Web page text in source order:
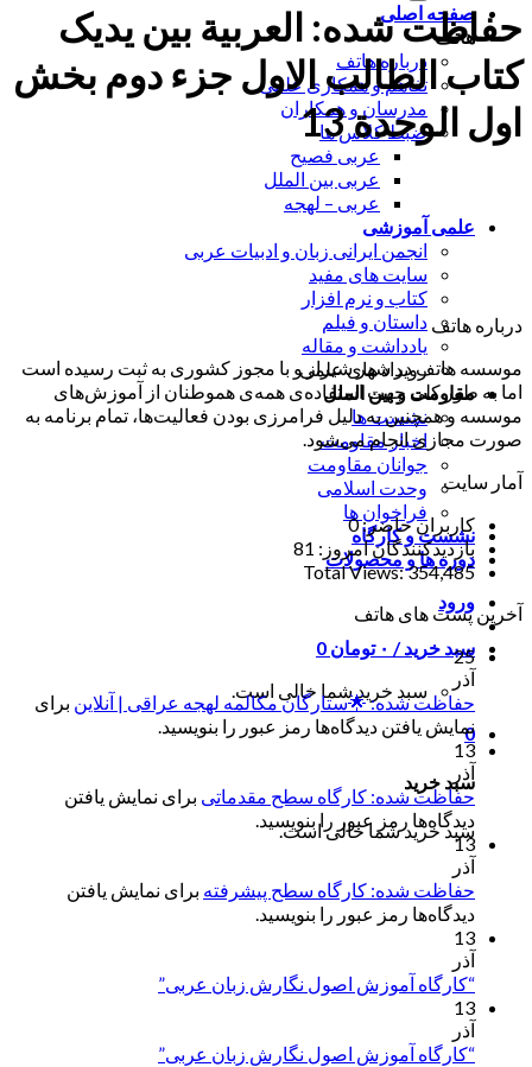
صفحه اصلی
هاتف
درباره هاتف
تفاهم و همکاری علمی
مدرسان و همکاران
ضبط کلاس ها
عربی فصیح
عربی بین الملل
عربی – لهجه
علمی آموزشی
انجمن ایرانی زبان و ادبیات عربی
سایت های مفید
کتاب و نرم افزار
داستان و فیلم
یادداشت و مقاله
رویداد های علمی
مقاومت و بین الملل
نشست ها
اخبار مقاومت
جوانان مقاومت
وحدت اسلامی
فراخوان ها
نشست و کارگاه
دوره ها و محصولات
ورود
سبد خرید / ۰ تومان 0
سبد خرید شما خالی است.
0
سبد خرید
سبد خرید شما خالی است.
حفاظت شده: العربیة بین یدیک
کتاب الطالب الاول جزء دوم بخش
اول الوحدة 13
درباره هاتف
موسسه هاتف در شهر شیراز و با مجوز کشوری به ثبت رسیده است
اما به طور کلی جهت استفاده‌ی همه‌ی هموطنان از آموزش‌های
موسسه و همچنین به دلیل فرامرزی بودن فعالیت‌ها، تمام برنامه به
صورت مجازی انجام می‌شود.
آمار سایت
کاربران حاضر:0
بازدیدکنندگان امروز: 81
Total Views:354,485
آخرین پست های هاتف
25
آذر
حفاظت شده: 🌟ستارگان مکالمه لهجه عراقی | آنلاین برای
نمایش یافتن دیدگاه‌ها رمز عبور را بنویسید.
13
آذر
حفاظت شده: کارگاه سطح مقدماتی برای نمایش یافتن
دیدگاه‌ها رمز عبور را بنویسید.
13
آذر
حفاظت شده: کارگاه سطح پیشرفته برای نمایش یافتن
دیدگاه‌ها رمز عبور را بنویسید.
13
آذر
“کارگاه آموزش اصول نگارش زبان عربی”
13
آذر
“کارگاه آموزش اصول نگارش زبان عربی”